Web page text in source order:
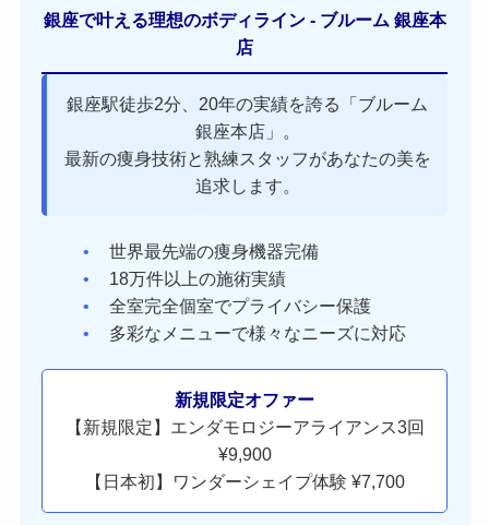
銀座で叶える理想のボディライン - ブルーム 銀座本
店
銀座駅徒歩2分、20年の実績を誇る「ブルーム
銀座本店」。
最新の痩身技術と熟練スタッフがあなたの美を
追求します。
世界最先端の痩身機器完備
18万件以上の施術実績
全室完全個室でプライバシー保護
多彩なメニューで様々なニーズに対応
新規限定オファー
【新規限定】エンダモロジーアライアンス3回
¥9,900
【日本初】ワンダーシェイプ体験 ¥7,700